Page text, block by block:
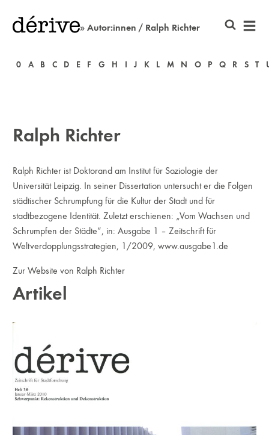
» Autor:innen / Ralph Richter
0 A B C D E F G H I J K L M N O P Q R S T
Ralph Richter
Ralph Richter ist Doktorand am Institut für Soziologie der
Universität Leipzig. In seiner Dissertation untersucht er die Folgen
städtischer Schrumpfung für die Kultur der Stadt und für
stadtbezogene Identität. Zuletzt erschienen: „Vom Wachsen und
Schrumpfen der Städte“, in: Ausgabe 1 – Zeitschrift für
Weltverdopplungsstrategien, 1/2009, www.ausgabe1.de
Zur Website von Ralph Richter
Artikel